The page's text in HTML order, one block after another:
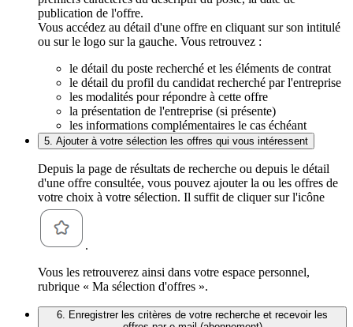
publication de l'offre.
Vous accédez au détail d'une offre en cliquant sur son intitulé
ou sur le logo sur la gauche. Vous retrouvez :
le détail du poste recherché et les éléments de contrat
le détail du profil du candidat recherché par l'entreprise
les modalités pour répondre à cette offre
la présentation de l'entreprise (si présente)
les informations complémentaires le cas échéant
5. Ajouter à votre sélection les offres qui vous intéressent
Depuis la page de résultats de recherche ou depuis le détail
d'une offre consultée, vous pouvez ajouter la ou les offres de
votre choix à votre sélection. Il suffit de cliquer sur l'icône
.
Vous les retrouverez ainsi dans votre espace personnel,
rubrique « Ma sélection d'offres ».
6. Enregistrer les critères de votre recherche et recevoir les